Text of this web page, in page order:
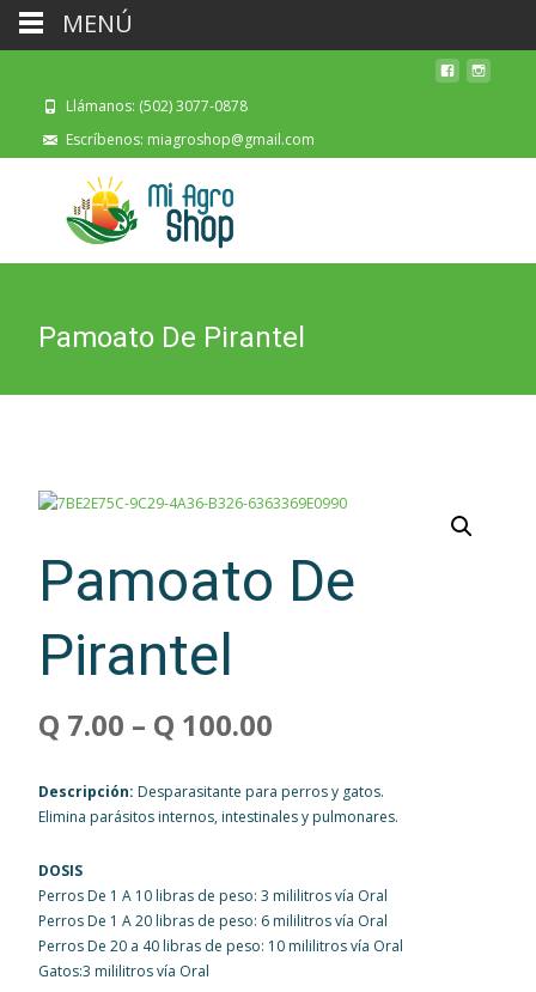
Llámanos: (502) 3077-0878
Escríbenos: miagroshop@gmail.com
Pamoato De Pirantel
Pamoato De
Pirantel
Q 7.00 – Q 100.00
Descripción: Desparasitante para perros y gatos.
Elimina parásitos internos, intestinales y pulmonares.
DOSIS
Perros De 1 A 10 libras de peso: 3 mililitros vía Oral
Perros De 1 A 20 libras de peso: 6 mililitros vía Oral
Perros De 20 a 40 libras de peso: 10 mililitros vía Oral
Gatos:3 mililitros vía Oral
MENÚ